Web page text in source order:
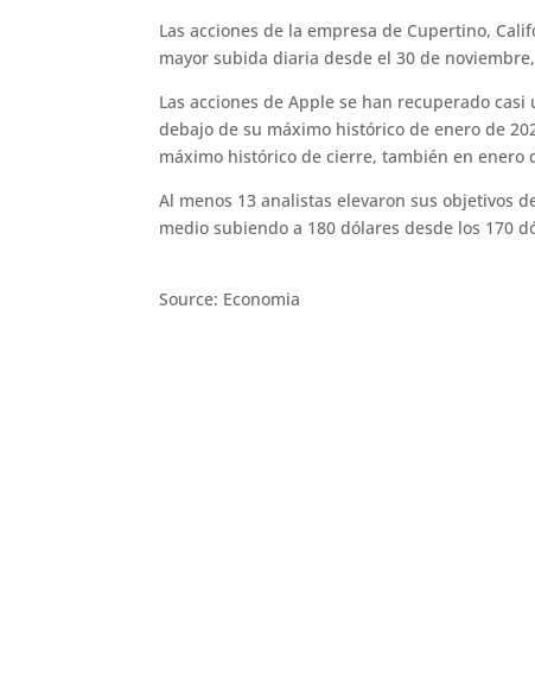
Las acciones de la empresa de Cupertino,
mayor subida diaria desde el 30 de
Las acciones de Apple se han recuperado
debajo de su máximo histórico de enero de
máximo histórico de cierre, también en enero
Al menos 13 analistas elevaron sus objetivos
medio subiendo a 180 dólares desde los 170
Source: Economia